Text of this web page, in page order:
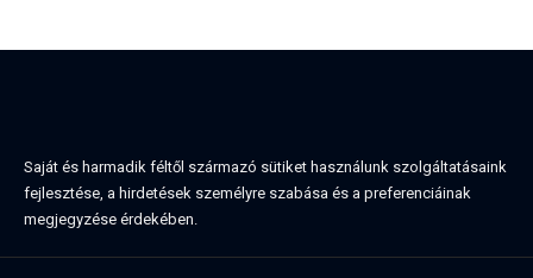
Saját és harmadik féltől származó sütiket használunk szolgáltatásaink
fejlesztése, a hirdetések személyre szabása és a preferenciáinak
megjegyzése érdekében.